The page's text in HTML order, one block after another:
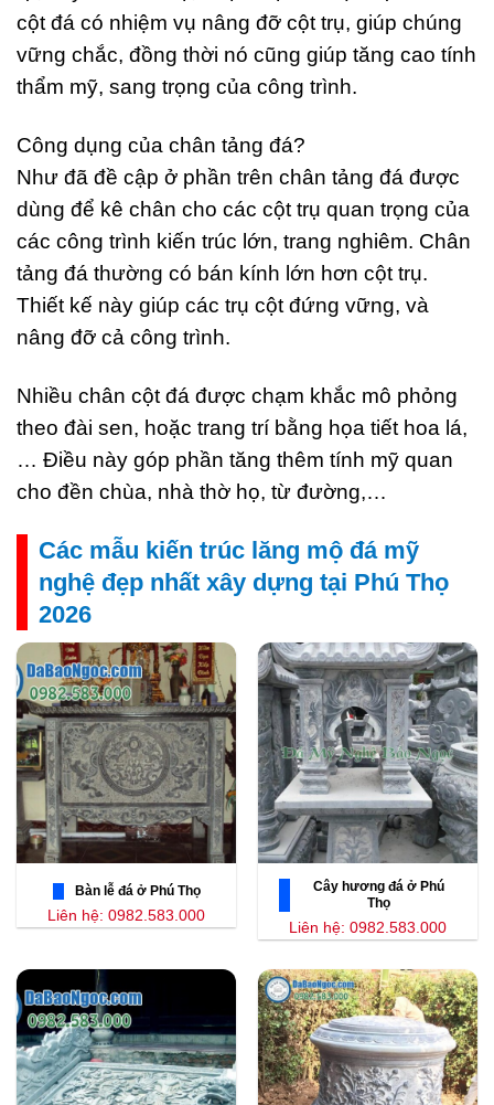
cột đá có nhiệm vụ nâng đỡ cột trụ, giúp chúng
vững chắc, đồng thời nó cũng giúp tăng cao tính
thẩm mỹ, sang trọng của công trình.
Công dụng của chân tảng đá?
Như đã đề cập ở phần trên chân tảng đá được
dùng để kê chân cho các cột trụ quan trọng của
các công trình kiến trúc lớn, trang nghiêm. Chân
tảng đá thường có bán kính lớn hơn cột trụ.
Thiết kế này giúp các trụ cột đứng vững, và
nâng đỡ cả công trình.
Nhiều chân cột đá được chạm khắc mô phỏng
theo đài sen, hoặc trang trí bằng họa tiết hoa lá,
… Điều này góp phần tăng thêm tính mỹ quan
cho đền chùa, nhà thờ họ, từ đường,…
Các mẫu kiến trúc lăng mộ đá mỹ
nghệ đẹp nhất xây dựng tại Phú Thọ
2026
Bàn lễ đá ở Phú Thọ
Liên hệ: 0982.583.000
Cây hương đá ở Phú
Thọ
Liên hệ: 0982.583.000